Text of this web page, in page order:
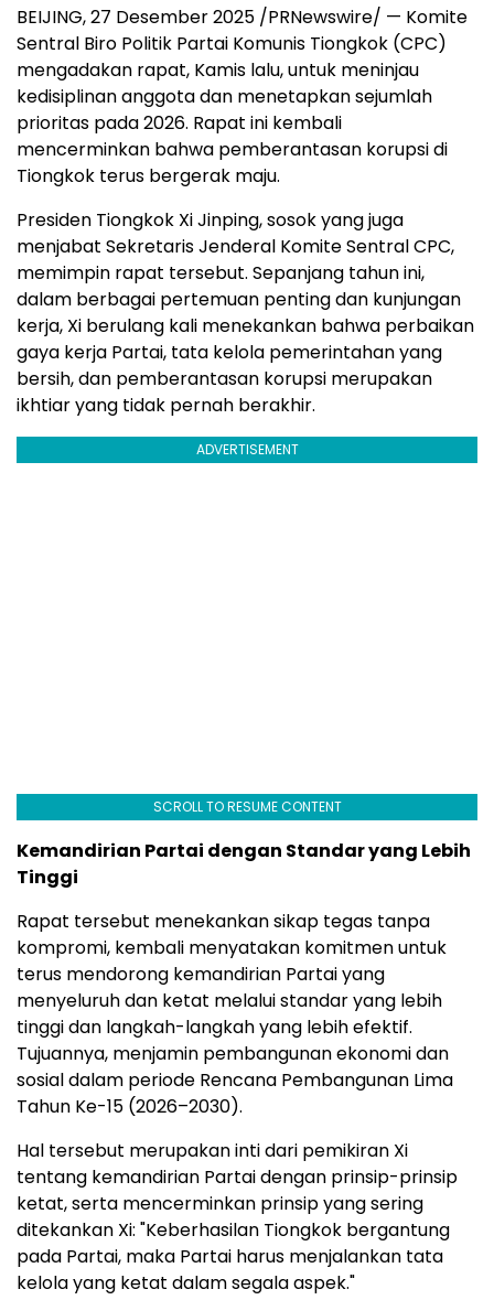
BEIJING, 27 Desember 2025 /PRNewswire/ — Komite
Sentral Biro Politik Partai Komunis Tiongkok (CPC)
mengadakan rapat, Kamis lalu, untuk meninjau
kedisiplinan anggota dan menetapkan sejumlah
prioritas pada 2026. Rapat ini kembali
mencerminkan bahwa pemberantasan korupsi di
Tiongkok terus bergerak maju.
Presiden Tiongkok Xi Jinping, sosok yang juga
menjabat Sekretaris Jenderal Komite Sentral CPC,
memimpin rapat tersebut. Sepanjang tahun ini,
dalam berbagai pertemuan penting dan kunjungan
kerja, Xi berulang kali menekankan bahwa perbaikan
gaya kerja Partai, tata kelola pemerintahan yang
bersih, dan pemberantasan korupsi merupakan
ikhtiar yang tidak pernah berakhir.
ADVERTISEMENT
SCROLL TO RESUME CONTENT
Kemandirian Partai dengan Standar yang Lebih
Tinggi
Rapat tersebut menekankan sikap tegas tanpa
kompromi, kembali menyatakan komitmen untuk
terus mendorong kemandirian Partai yang
menyeluruh dan ketat melalui standar yang lebih
tinggi dan langkah-langkah yang lebih efektif.
Tujuannya, menjamin pembangunan ekonomi dan
sosial dalam periode Rencana Pembangunan Lima
Tahun Ke-15 (2026–2030).
Hal tersebut merupakan inti dari pemikiran Xi
tentang kemandirian Partai dengan prinsip-prinsip
ketat, serta mencerminkan prinsip yang sering
ditekankan Xi: "Keberhasilan Tiongkok bergantung
pada Partai, maka Partai harus menjalankan tata
kelola yang ketat dalam segala aspek."